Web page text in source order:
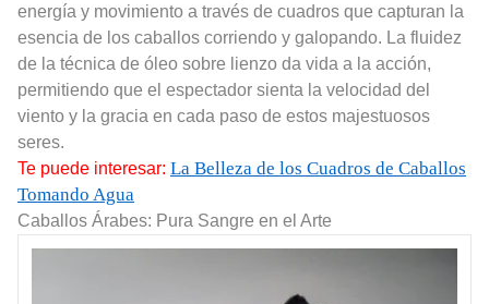
energía y movimiento a través de cuadros que capturan la
esencia de los caballos corriendo y galopando. La fluidez
de la técnica de óleo sobre lienzo da vida a la acción,
permitiendo que el espectador sienta la velocidad del
viento y la gracia en cada paso de estos majestuosos
seres.
Te puede interesar: La Belleza de los Cuadros de Caballos
Tomando Agua
Caballos Árabes: Pura Sangre en el Arte